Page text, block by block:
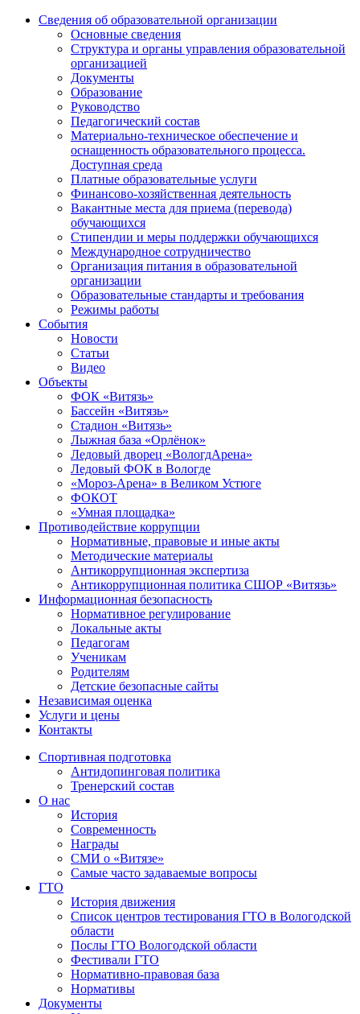
Сведения об образовательной организации
Основные сведения
Структура и органы управления образовательной
организацией
Документы
Образование
Руководство
Педагогический состав
Материально-техническое обеспечение и
оснащенность образовательного процесса.
Доступная среда
Платные образовательные услуги
Финансово-хозяйственная деятельность
Вакантные места для приема (перевода)
обучающихся
Стипендии и меры поддержки обучающихся
Международное сотрудничество
Организация питания в образовательной
организации
Образовательные стандарты и требования
Режимы работы
События
Новости
Статьи
Видео
Объекты
ФОК «Витязь»
Бассейн «Витязь»
Стадион «Витязь»
Лыжная база «Орлёнок»
Ледовый дворец «ВологдАрена»
Ледовый ФОК в Вологде
«Мороз-Арена» в Великом Устюге
ФОКОТ
«Умная площадка»
Противодействие коррупции
Нормативные, правовые и иные акты
Методические материалы
Антикоррупционная экспертиза
Антикоррупционная политика СШОР «Витязь»
Информационная безопасность
Нормативное регулирование
Локальные акты
Педагогам
Ученикам
Родителям
Детские безопасные сайты
Независимая оценка
Услуги и цены
Контакты
Спортивная подготовка
Антидопинговая политика
Тренерский состав
О нас
История
Современность
Награды
СМИ о «Витязе»
Самые часто задаваемые вопросы
ГТО
История движения
Список центров тестирования ГТО в Вологодской
области
Послы ГТО Вологодской области
Фестивали ГТО
Нормативно-правовая база
Нормативы
Документы